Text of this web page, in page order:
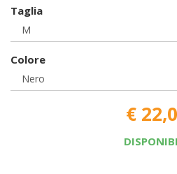
Taglia
Colore
€